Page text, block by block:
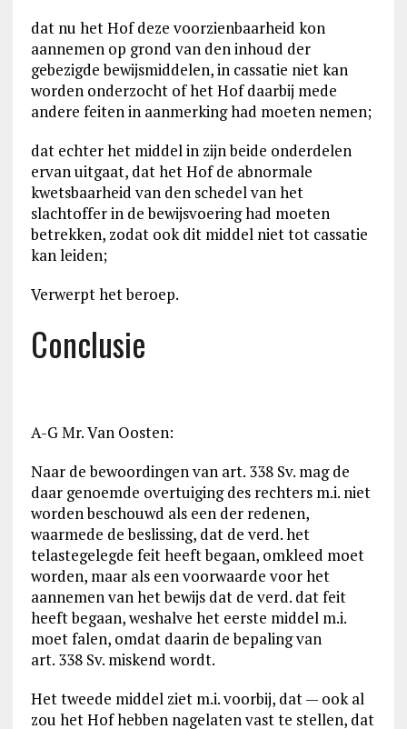
dat nu het Hof deze voorzienbaarheid kon
aannemen op grond van den inhoud der
gebezigde bewijsmiddelen, in cassatie niet kan
worden onderzocht of het Hof daarbij mede
andere feiten in aanmerking had moeten nemen;
dat echter het middel in zijn beide onderdelen
ervan uitgaat, dat het Hof de abnormale
kwetsbaarheid van den schedel van het
slachtoffer in de bewijsvoering had moeten
betrekken, zodat ook dit middel niet tot cassatie
kan leiden;
Verwerpt het beroep.
Conclusie
A-G Mr. Van Oosten:
Naar de bewoordingen van art. 338 Sv. mag de
daar genoemde overtuiging des rechters m.i. niet
worden beschouwd als een der redenen,
waarmede de beslissing, dat de verd. het
telastegelegde feit heeft begaan, omkleed moet
worden, maar als een voorwaarde voor het
aannemen van het bewijs dat de verd. dat feit
heeft begaan, weshalve het eerste middel m.i.
moet falen, omdat daarin de bepaling van
art. 338 Sv. miskend wordt.
Het tweede middel ziet m.i. voorbij, dat — ook al
zou het Hof hebben nagelaten vast te stellen, dat